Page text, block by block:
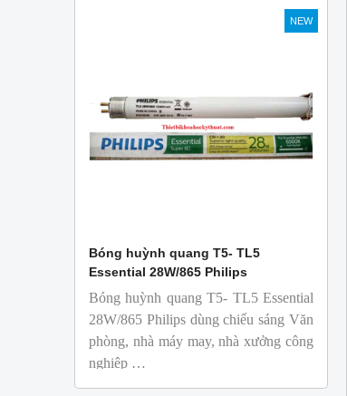
NEW
Bóng huỳnh quang T5- TL5
Essential 28W/865 Philips
Bóng huỳnh quang T5- TL5 Essential
28W/865 Philips dùng chiếu sáng Văn
phòng, nhà máy may, nhà xưởng công
nghiệp …